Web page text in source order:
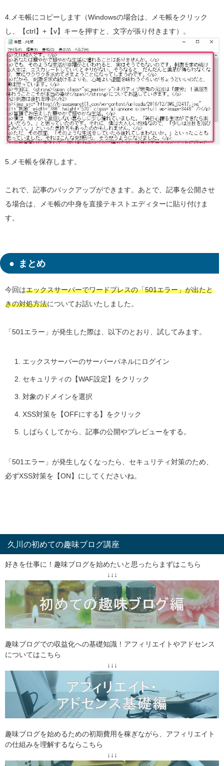
4.メモ帳にコピーします（Windowsの場合は、メモ帳をクリック
し、【ctrl】+【v】キーを押すと、文字が張り付きます）。
5.メモ帳を保存します。
これで、記事のバックアップができます。あとで、記事を公開させ
る場合は、メモ帳の中身を直接テキストエディターに貼り付けま
す。
まとめ
今回はエックスサーバーでワードプレスの「501エラー」が出たと
きの対処方法についてお話いたしました。
「501エラー」が発生した際は、以下のとおり、試してみます。
エックスサーバーのサーバーパネルにログイン
セキュリティの【WAF設定】をクリック
対象のドメインを選択
XSS対策を【OFFにする】をクリック
しばらくしてから、記事の公開やプレビューをする。
「501エラー」が発生しなくなったら、セキュリティ対策のため、
必ずXSS対策を【ON】にしてくださいね。
久川の初めての趣味ブログ講座
好きを仕事に！趣味ブログを始めたいと思ったらまずはこちら
↓↓↓
趣味ブログでの収益化への基礎知識！アフィリエイトやアドセンス
についてはこちら
↓↓↓
趣味ブログを始めるための初期費用を稼ぎながら、アフィリエイト
の仕組みを理解するならこちら
↓↓↓